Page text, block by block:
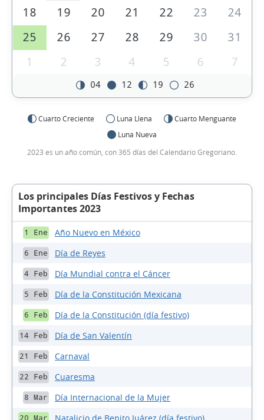
18
19 20 21 22 23
24
25
26 27 28 29 30
31
1
2 3 4 5 6 7
04 12 19 26
Cuarto Creciente Luna Llena
Cuarto Menguante
Luna Nueva
2023 es un año común, con 365 días del Calendario Gregoriano.
Los principales Días Festivos y Fechas
Importantes 2023
1 Ene Año Nuevo en México
6 Ene Día de Reyes
4 Feb Día Mundial contra el Cáncer
5 Feb Día de la Constitución Mexicana
6 Feb Día de la Constitución (día festivo)
14 Feb Día de San Valentín
21 Feb Carnaval
22 Feb Cuaresma
8 Mar Día Internacional de la Mujer
20 Mar Natalicio de Benito Juárez (día festivo)